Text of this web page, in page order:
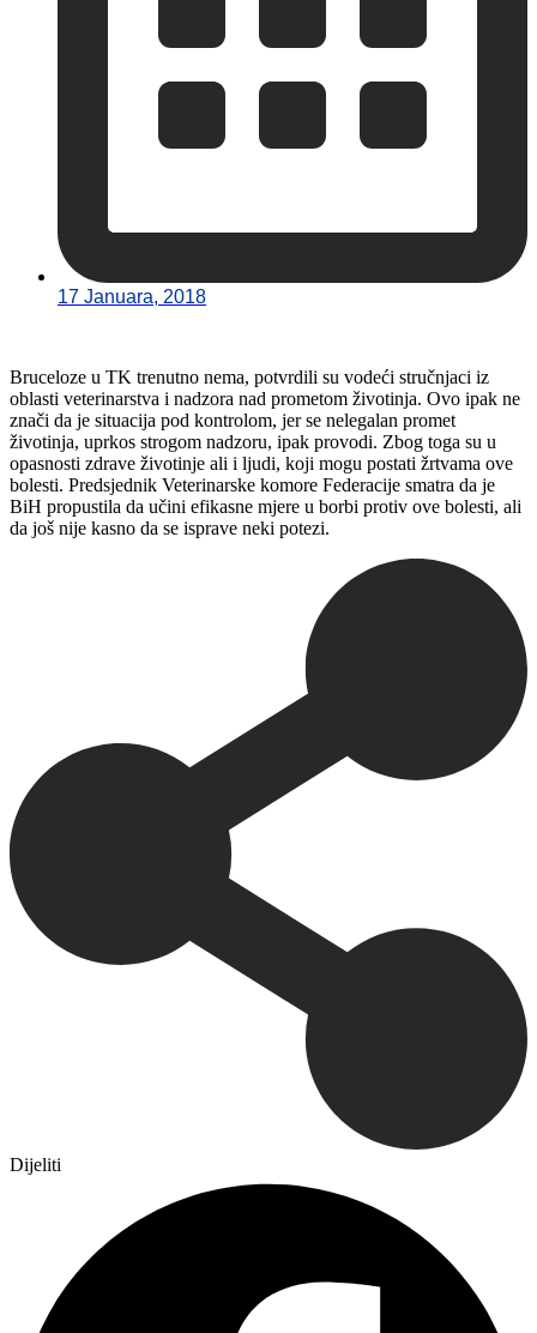
17 Januara, 2018
Bruceloze u TK trenutno nema, potvrdili su vodeći stručnjaci iz
oblasti veterinarstva i nadzora nad prometom životinja. Ovo ipak ne
znači da je situacija pod kontrolom, jer se nelegalan promet
životinja, uprkos strogom nadzoru, ipak provodi. Zbog toga su u
opasnosti zdrave životinje ali i ljudi, koji mogu postati žrtvama ove
bolesti. Predsjednik Veterinarske komore Federacije smatra da je
BiH propustila da učini efikasne mjere u borbi protiv ove bolesti, ali
da još nije kasno da se isprave neki potezi.
Dijeliti